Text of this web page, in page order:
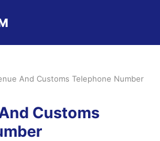
And Customs Telephone Number
Customs